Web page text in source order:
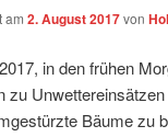
am 2. August 2017von
in den frühen
zu
Bäume zu